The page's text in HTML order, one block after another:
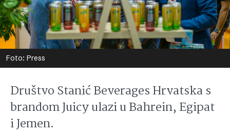
Foto: Press
Društvo Stanić Beverages Hrvatska s
brandom Juicy ulazi u Bahrein, Egipat
i Jemen.